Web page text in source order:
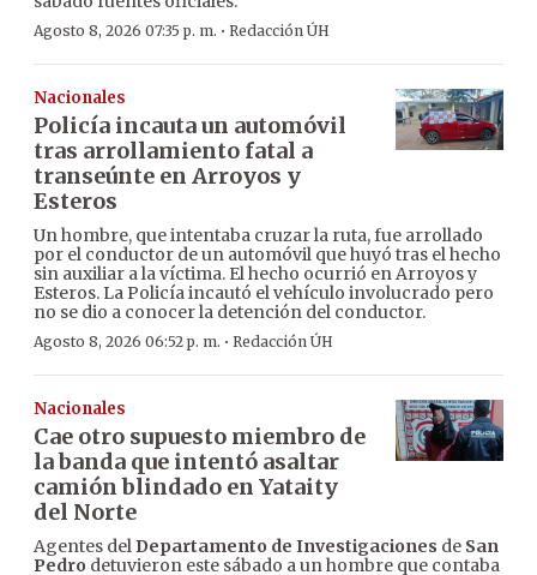
Agosto 8, 2026 07:35 p. m. · Redacción ÚH
Nacionales
Policía incauta un automóvil
tras arrollamiento fatal a
transeúnte en Arroyos y
Esteros
Un hombre, que intentaba cruzar la ruta, fue arrollado
por el conductor de un automóvil que huyó tras el hecho
sin auxiliar a la víctima. El hecho ocurrió en Arroyos y
Esteros. La Policía incautó el vehículo involucrado pero
no se dio a conocer la detención del conductor.
Agosto 8, 2026 06:52 p. m. · Redacción ÚH
Nacionales
Cae otro supuesto miembro de
la banda que intentó asaltar
camión blindado en Yataity
del Norte
Agentes del Departamento de Investigaciones de San
Pedro detuvieron este sábado a un hombre que contaba